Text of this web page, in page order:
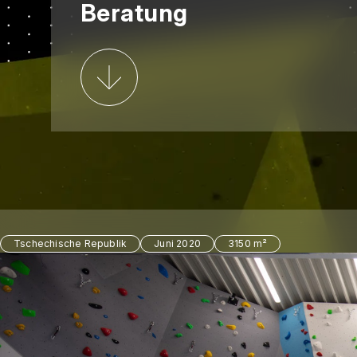
Beratung
Tschechische Republik Juni 2020 3150 m²